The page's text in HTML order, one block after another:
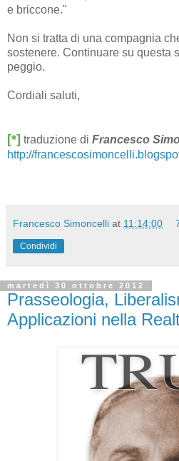
e briccone."
Non si tratta di una compagnia
sostenere. Continuare su questa
peggio.
Cordiali saluti,
[*] traduzione di Francesco
http://
Francesco Simoncelli at 11:14:00
Condividi
martedì 30 ottobre 2012
Prasseologia,
Applicazioni nella